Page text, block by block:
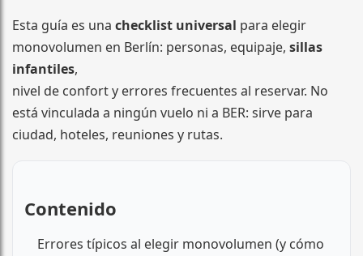
Esta guía es una checklist universal para elegir
monovolumen en Berlín: personas, equipaje, sillas
infantiles,
nivel de confort y errores frecuentes al reservar. No
está vinculada a ningún vuelo ni a BER: sirve para
ciudad, hoteles, reuniones y rutas.
Contenido
Errores típicos al elegir monovolumen (y cómo